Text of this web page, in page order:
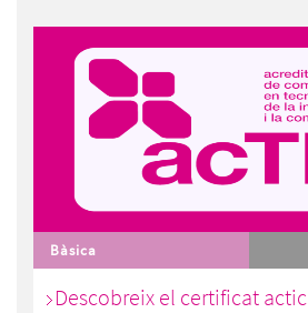
Bàsica
Descobreix el certificat actic